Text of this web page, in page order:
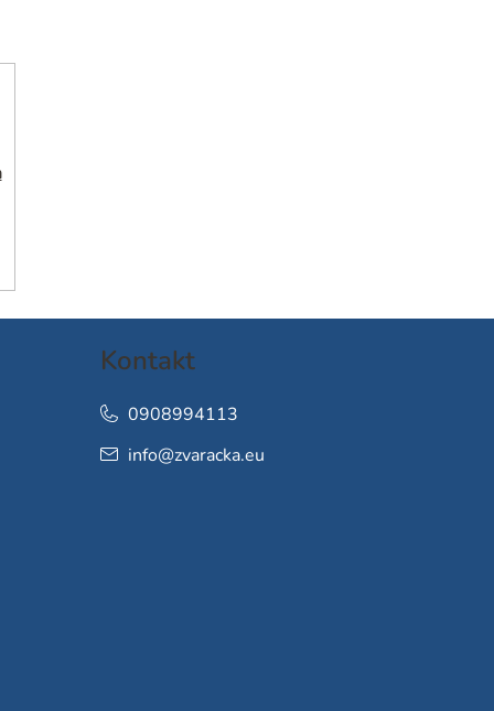
Kontakt
info@zvaracka.eu
0908994113